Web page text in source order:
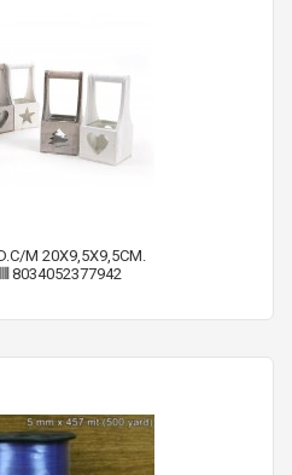
M 20X9,5X9,5CM.
8034052377942